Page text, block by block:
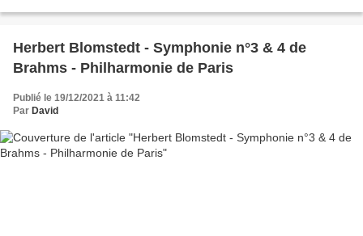
Herbert Blomstedt - Symphonie n°3 & 4 de
Brahms - Philharmonie de Paris
Publié le 19/12/2021 à 11:42
Par David